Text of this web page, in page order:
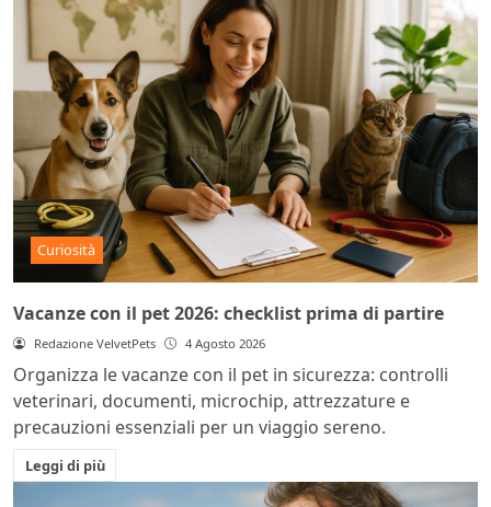
Curiosità
Vacanze con il pet 2026: checklist prima di partire
Redazione VelvetPets 4 Agosto 2026
Organizza le vacanze con il pet in sicurezza: controlli
veterinari, documenti, microchip, attrezzature e
precauzioni essenziali per un viaggio sereno.
Leggi di più